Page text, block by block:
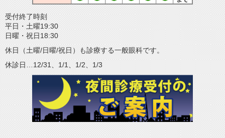
受付終了時刻
平日・土曜19:30
日曜・祝日18:30
休日（土曜/日曜/祝日）も診療する一般眼科です。
休診日…12/31、1/1、1/2、1/3